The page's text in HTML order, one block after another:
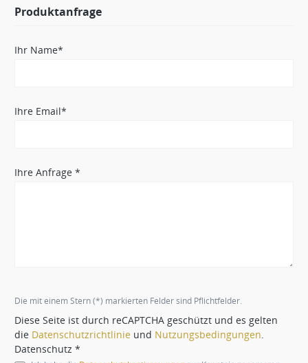
Produktanfrage
Ihr Name*
Ihre Email*
Ihre Anfrage *
Die mit einem Stern (*) markierten Felder sind Pflichtfelder.
Diese Seite ist durch reCAPTCHA geschützt und es gelten
die Datenschutzrichtlinie und Nutzungsbedingungen
Datenschutz *